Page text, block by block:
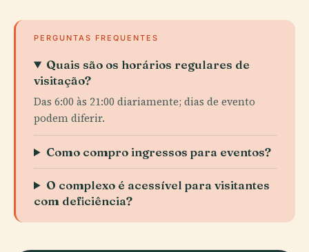
PERGUNTAS FREQUENTES
Quais são os horários regulares de
visitação?
Das 6:00 às 21:00 diariamente; dias de evento
podem diferir.
Como compro ingressos para eventos?
O complexo é acessível para visitantes
com deficiência?